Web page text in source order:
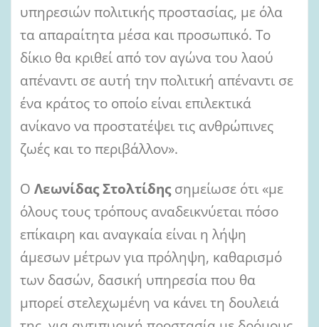
υπηρεσιών πολιτικής προστασίας, με όλα
τα απαραίτητα μέσα και προσωπικό. Το
δίκιο θα κριθεί από τον αγώνα του λαού
απέναντι σε αυτή την πολιτική απέναντι σε
ένα κράτος το οποίο είναι επιλεκτικά
ανίκανο να προστατέψει τις ανθρώπινες
ζωές και το περιβάλλον».
Ο Λεωνίδας Στολτίδης σημείωσε ότι «με
όλους τους τρόπους αναδεικνύεται πόσο
επίκαιρη και αναγκαία είναι η λήψη
άμεσων μέτρων για πρόληψη, καθαρισμό
των δασών, δασική υπηρεσία που θα
μπορεί στελεχωμένη να κάνει τη δουλειά